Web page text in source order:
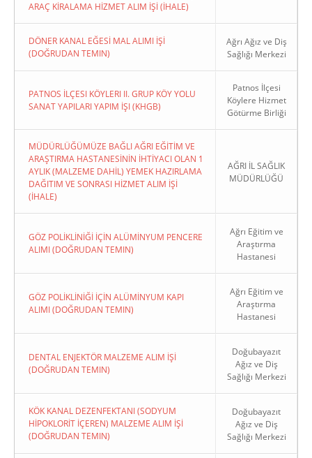
ARAÇ KİRALAMA HİZMET ALIM İŞİ (İHALE)
DÖNER KANAL EĞESİ MAL ALIMI İŞİ
(DOĞRUDAN TEMIN)
Ağrı Ağız ve Diş
Sağlığı Merkezi
PATNOS İLÇESI KÖYLERI II. GRUP KÖY YOLU
SANAT YAPILARI YAPIM İŞI (KHGB)
Patnos İlçesi
Köylere Hizmet
Götürme Birliği
MÜDÜRLÜĞÜMÜZE BAĞLI AĞRI EĞİTİM VE
ARAŞTIRMA HASTANESİNİN İHTİYACI OLAN 1
AYLIK (MALZEME DAHİL) YEMEK HAZIRLAMA
DAĞITIM VE SONRASI HİZMET ALIM İŞİ
(İHALE)
AĞRI İL SAĞLIK
MÜDÜRLÜĞÜ
GÖZ POLİKLİNİĞİ İÇİN ALÜMİNYUM PENCERE
ALIMI (DOĞRUDAN TEMIN)
Ağrı Eğitim ve
Araştırma
Hastanesi
GÖZ POLİKLİNİĞİ İÇİN ALÜMİNYUM KAPI
ALIMI (DOĞRUDAN TEMIN)
Ağrı Eğitim ve
Araştırma
Hastanesi
DENTAL ENJEKTÖR MALZEME ALIM İŞİ
(DOĞRUDAN TEMIN)
Doğubayazıt
Ağız ve Diş
Sağlığı Merkezi
KÖK KANAL DEZENFEKTANI (SODYUM
HİPOKLORİT İÇEREN) MALZEME ALIM İŞİ
(DOĞRUDAN TEMIN)
Doğubayazıt
Ağız ve Diş
Sağlığı Merkezi